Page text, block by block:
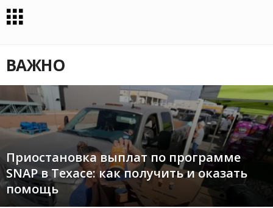
ВАЖНО
Приостановка выплат по программе
SNAP в Техасе: как получить и оказать
помощь